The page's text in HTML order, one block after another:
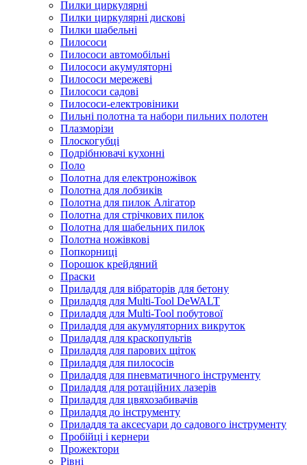
Пилки циркулярні
Пилки циркулярні дискові
Пилки шабельні
Пилососи
Пилососи автомобільні
Пилососи акумуляторні
Пилососи мережеві
Пилососи садові
Пилососи-електровіники
Пильні полотна та набори пильних полотен
Плазморізи
Плоскогубці
Подрібнювачі кухонні
Поло
Полотна для електроножівок
Полотна для лобзиків
Полотна для пилок Алігатор
Полотна для стрічкових пилок
Полотна для шабельних пилок
Полотна ножівкові
Попкорниці
Порошок крейдяний
Праски
Приладдя для вібраторів для бетону
Приладдя для Multi-Tool DeWALT
Приладдя для Multi-Tool побутової
Приладдя для акумуляторних викруток
Приладдя для краскопультів
Приладдя для парових щіток
Приладдя для пилососів
Приладдя для пневматичного інструменту
Приладдя для ротаційних лазерів
Приладдя для цвяхозабивачів
Приладдя до інструменту
Приладдя та аксесуари до садового інструменту
Пробійці і кернери
Прожектори
Рівні